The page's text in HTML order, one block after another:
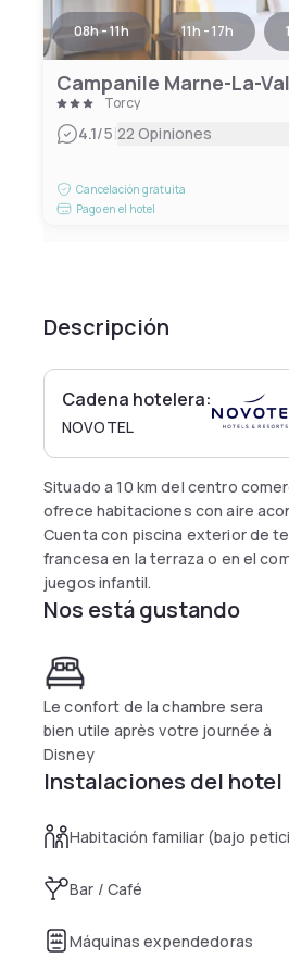
08h - 11h 11h - 17h
Campanile Marne-La-
Torcy
4.1/5|22 Opiniones
Cancelación gratuita
Pago en el hotel
Descripción
Cadena hotelera:
NOVOTEL
Situado a 10 km del centro
ofrece habitaciones con aire
Cuenta con piscina exterior de
francesa en la terraza o en el
juegos infantil.
Nos está gustando
Le confort de la chambre sera
bien utile après votre journée à
Disney
Instalaciones del hotel
Habitación familiar (bajo
Bar / Café
Máquinas expendedoras